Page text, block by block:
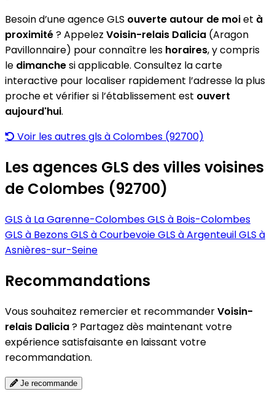
Besoin d’une agence GLS ouverte autour de moiet à
proximité? Appelez Voisin-relais Dalicia (Aragon
Pavillonnaire) pour connaître les horaires, y compris
le dimanchesi applicable. Consultez la carte
interactive pour localiser rapidement l’adresse la plus
proche et vérifier si l’établissement est ouvert
aujourd'hui.
Voir les autres gls à Colombes (92700)
Les agences GLS des villes voisines
de Colombes (92700)
GLS à La Garenne-ColombesGLS à Bois-Colombes
GLS à BezonsGLS à CourbevoieGLS à ArgenteuilGLS à
Asnières-sur-Seine
Recommandations
Vous souhaitez remercier et recommanderVoisin-
relais Dalicia? Partagez dès maintenant votre
expérience satisfaisante en laissant votre
recommandation.
Je recommande